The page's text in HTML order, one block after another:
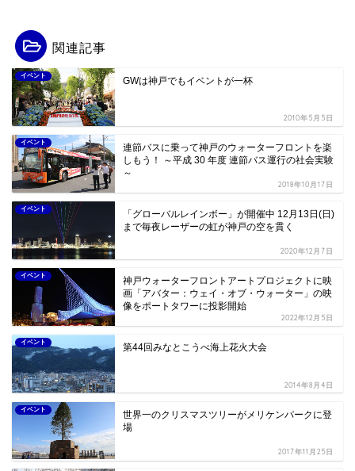
関連記事
イベント GWは神戸でもイベントが一杯
2010年5月5日
イベント
連節バスに乗って神戸のウォーターフロントを楽
しもう！ ～平成 30 年度 連節バス運行の社会実験
～
2018年10月17日
イベント
「グローバルレインボー」が開催中 12月13日(日)
まで毎夜レーザーの虹が神戸の空を貫く
2020年12月7日
イベント
神戸ウォーターフロントアートプロジェクトに映
画「アバター：ウェイ・オブ・ウォーター」の映
像をポートタワーに投影開始
2022年12月5日
イベント 第44回みなとこうべ海上花火大会
2014年8月4日
イベント
世界一のクリスマスツリーがメリケンパークに登
場
2017年11月25日